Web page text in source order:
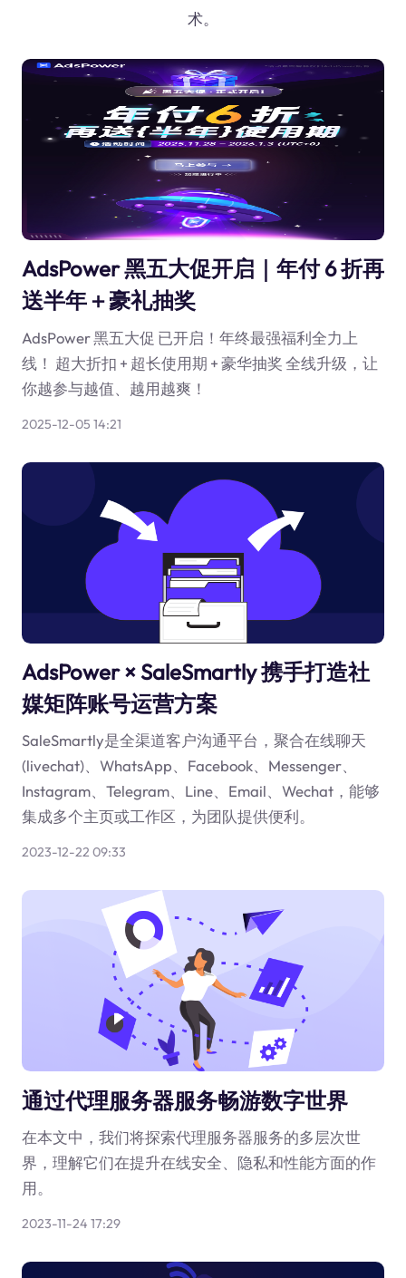
术。
AdsPower 黑五大促开启｜年付 6 折再
送半年＋豪礼抽奖
AdsPower 黑五大促 已开启！年终最强福利全力上
线！ 超大折扣 + 超长使用期 + 豪华抽奖 全线升级，让
你越参与越值、越用越爽！
2025-12-05 14:21
AdsPower × SaleSmartly 携手打造社
媒矩阵账号运营方案
SaleSmartly是全渠道客户沟通平台，聚合在线聊天
(livechat)、WhatsApp、Facebook、Messenger、
Instagram、Telegram、Line、Email、Wechat，能够
集成多个主页或工作区，为团队提供便利。
2023-12-22 09:33
通过代理服务器服务畅游数字世界
在本文中，我们将探索代理服务器服务的多层次世
界，理解它们在提升在线安全、隐私和性能方面的作
用。
2023-11-24 17:29